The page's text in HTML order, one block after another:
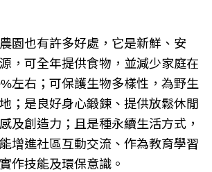
園也有許多好處，它是新鮮、安
，可全年提供食物，並減少家庭在
左右；可保護生物多樣性，為野生
；是良好身心鍛鍊、提供放鬆休閒
及創造力；且是種永續生活方式，
增進社區互動交流、作為教育學習
作技能及環保意識。